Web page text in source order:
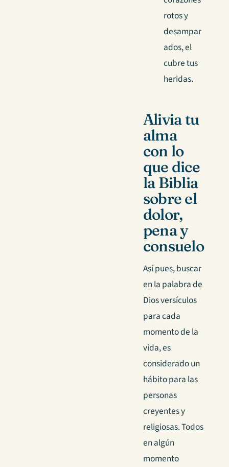
rotos y
desampar
ados, el
cubre tus
heridas.
Alivia tu
alma
con lo
que dice
la Biblia
sobre el
dolor,
pena y
consuelo
Así pues, buscar
en la palabra de
Dios versículos
para cada
momento de la
vida, es
considerado un
hábito para las
personas
creyentes y
religiosas. Todos
en algún
momento